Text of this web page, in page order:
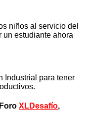
niños al servicio del
un estudiante ahora
Industrial para tener
XLDesafío,